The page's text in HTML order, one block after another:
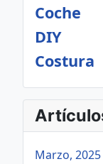
Coche
DIY
Costura
Marzo, 2025